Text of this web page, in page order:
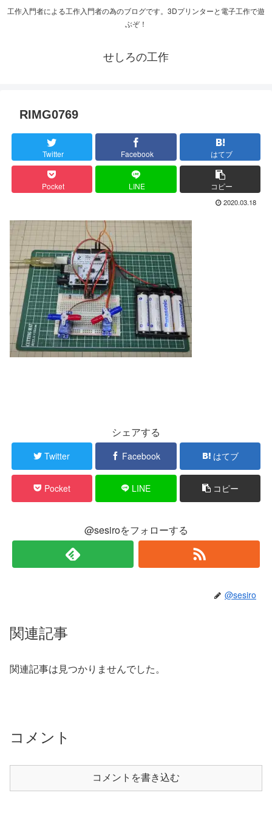
工作入門者による工作入門者の為のブログです。3Dプリンターと電子工作で遊
ぶぞ！
せしろの工作
RIMG0769
Twitter Facebook はてブ
Pocket LINE コピー
2020.03.18
シェアする
Twitter Facebook はてブ
Pocket LINE コピー
@sesiroをフォローする
@sesiro
関連記事
関連記事は見つかりませんでした。
コメント
コメントを書き込む